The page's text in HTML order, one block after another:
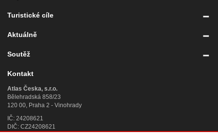
Turistické cíle
Aktuálně
Soutěž
Kontakt
Atlas Česka, s.r.o.
Bělehradská 858/23
120 00, Praha 2 - Vinohrady
IČ: 24208621
DIČ: CZ24208621